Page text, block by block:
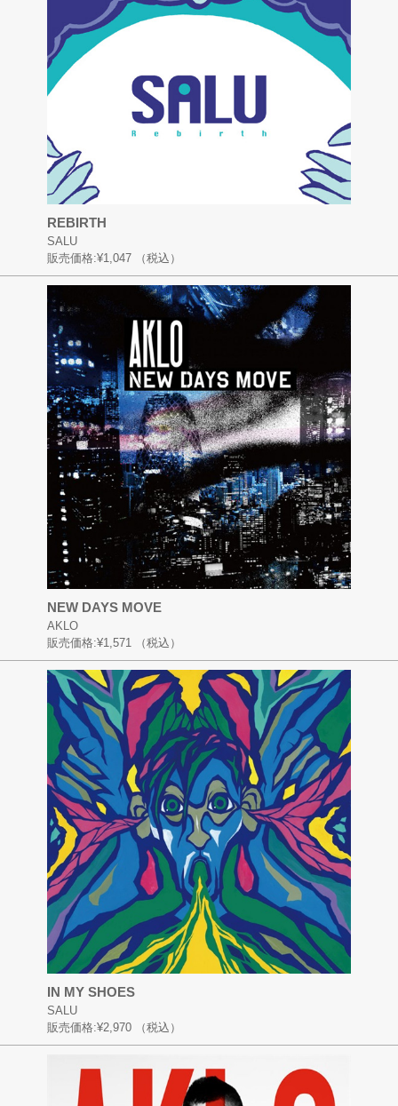
REBIRTH
SALU
販売価格:¥1,047 （税込）
NEW DAYS MOVE
AKLO
販売価格:¥1,571 （税込）
IN MY SHOES
SALU
販売価格:¥2,970 （税込）